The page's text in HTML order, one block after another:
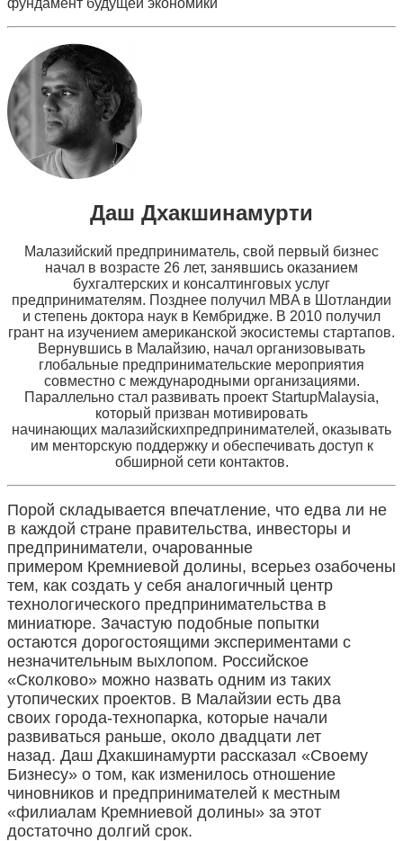
Даш Дхакшинамурти
Малазийский предприниматель, свой первый бизнес
начал в возрасте 26 лет, занявшись оказанием
бухгалтерских и консалтинговых услуг
предпринимателям. Позднее получил MBA в Шотландии
и степень доктора наук в Кембридже. В 2010 получил
грант на изучением американской экосистемы стартапов.
Вернувшись в Малайзию, начал организовывать
глобальные предпринимательские мероприятия
совместно с международными организациями.
Параллельно стал развивать проект StartupMalaysia,
который призван мотивировать
начинающих малазийскихпредпринимателей, оказывать
им менторскую поддержку и обеспечивать доступ к
обширной сети контактов.
Порой складывается впечатление, что едва ли не
в каждой стране правительства, инвесторы и
предприниматели, очарованные
примером Кремниевой долины, всерьез озабочены
тем, как создать у себя аналогичный центр
технологического предпринимательства в
миниатюре. Зачастую подобные попытки
остаются дорогостоящими экспериментами с
незначительным выхлопом. Российское
«Сколково» можно назвать одним из таких
утопических проектов. В Малайзии есть два
своих города-технопарка, которые начали
развиваться раньше, около двадцати лет
назад. Даш Дхакшинамурти рассказал «Своему
Бизнесу» о том, как изменилось отношение
чиновников и предпринимателей к местным
«филиалам Кремниевой долины» за этот
достаточно долгий срок.